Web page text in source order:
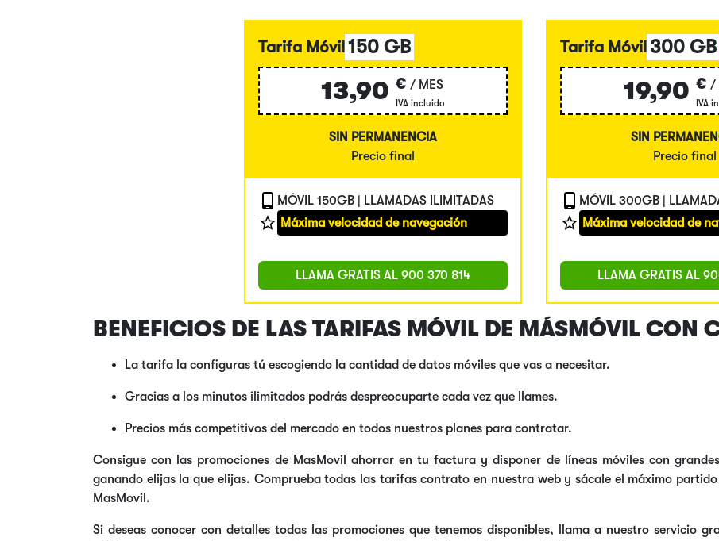
Tarifa Móvil 150 GB
13,90 € / MES
IVA incluido
SIN PERMANENCIA
Precio final
MÓVIL 150GB | LLAMADAS ILIMITADAS
Máxima velocidad de navegación
LLAMA GRATIS AL 900 370 814
Tarifa Móvil 300 GB
19,90 € /
IVA
SIN
Precio final
MÓVIL 300GB |
Máxima velocidad de
LLAMA GRATIS AL
BENEFICIOS DE LAS TARIFAS MÓVIL DE MÁSMÓVIL CON
La tarifa la configuras tú escogiendo la cantidad de datos móviles que vas a necesitar.
Gracias a los minutos ilimitados podrás despreocuparte cada vez que llames.
Precios más competitivos del mercado en todos nuestros planes para contratar.
Consigue con las promociones de MasMovil ahorrar en tu factura y disponer de líneas móviles con
ganando elijas la que elijas. Comprueba todas las tarifas contrato en nuestra web y sácale el máximo
MasMovil.
Si deseas conocer con detalles todas las promociones que tenemos disponibles, llama a nuestro servicio